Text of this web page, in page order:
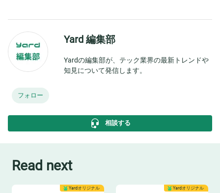
Yard 編集部
Yardの編集部が、テック業界の最新トレンドや
知見について発信します。
フォロー
相談する
Read next
Yardオリジナル Yardオリジナル